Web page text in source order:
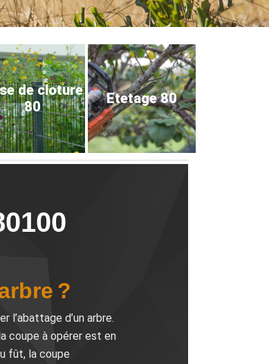
de cloture
80
Etetage 80
?
l’abattage d’un arbre.
coupe à opérer est en
fût, la coupe